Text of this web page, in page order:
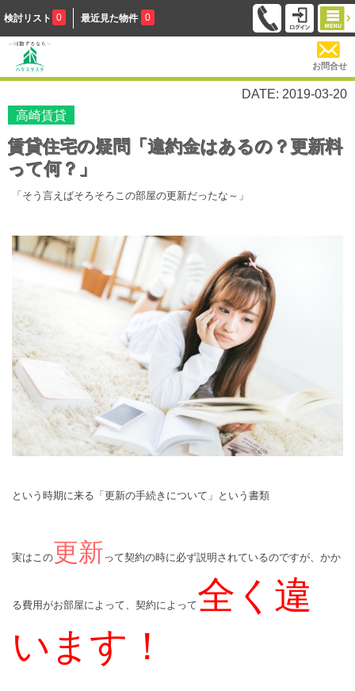
検討リスト 0 最近見た物件 0
お問合せ
DATE: 2019-03-20
高崎賃貸
賃貸住宅の疑問「違約金はあるの？更新料
って何？」
「そう言えばそろそろこの部屋の更新だったな～」
という時期に来る「更新の手続きについて」という書類
実はこの更新 って契約の時に必ず説明されているのですが、かか
る費用がお部屋によって、契約によって全く違
います！